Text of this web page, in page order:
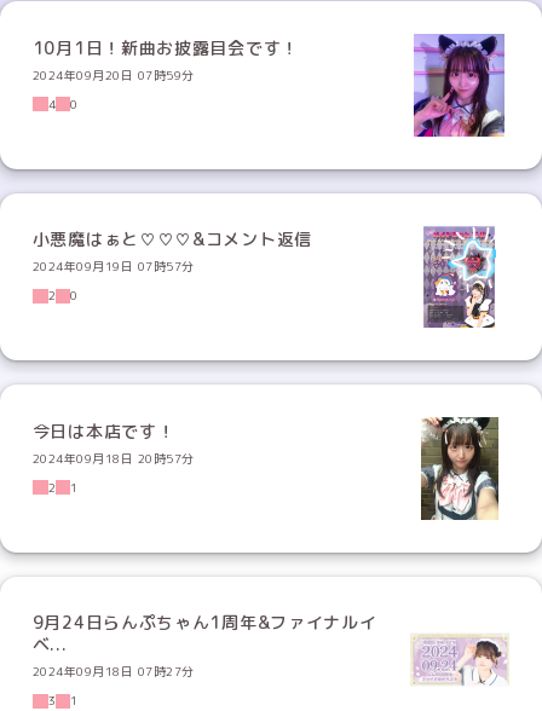
10月1日！新曲お披露目会です！
2024年09月20日 07時59分
4
0
小悪魔はぁと♡♡♡&コメント返信
2024年09月19日 07時57分
2
0
今日は本店です！
2024年09月18日 20時57分
2
1
9月24日らんぷちゃん1周年&ファイナルイ
ベ...
2024年09月18日 07時27分
3
1